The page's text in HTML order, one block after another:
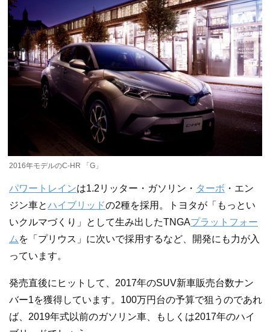
2016年モデルのC-HR 「G」
パワートレインは1.2リッター・ガソリン・ ターボ ・エン
ジン車とハイブリッドの2種を採用。トヨタが「もっとい
いクルマづくり」として生み出したTNGAプラットフォー
ム を「プリウス」に次いで採用するなど、開発にも力が入
っています。
発売直後にヒットして、2017年のSUV新車販売台数ナン
バー1を獲得しています。100万円台の予算で狙うのであれ
ば、2019年式以前のガソリン車、もしくは2017年のハイ